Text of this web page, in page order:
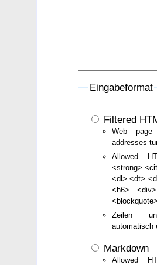
Eingabeformat
Filtered
Web page
addresses
Allowed
<strong>
<dl> <dt>
<h6>
Zeilen
automatisch
Markdown
Allowed